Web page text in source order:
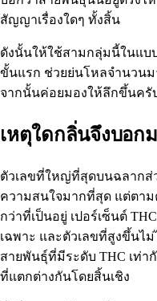
สัญญาเรื่องใดๆ ทั้งสิ้น
ดังนั้นให้ใช้สามกลุ่มนี้ในแบ
ขั้นแรก ช่วยย่นโหลจำนวน
จากนั้นค่อยมองให้ลึกขึ้นครั
เหตุใดกลิ่นจึงบอก
ตัวเลขที่ใหญ่ที่สุดบนฉลากส่
ความสนใจมากที่สุด แต่ตา
กว่าที่เป็นอยู่ เปอร์เซ็นต์
เฉพาะ และตัวเลขที่สูงขึ้นไ
สายพันธุ์ที่มีระดับ THC เท่
ที่แตกต่างกันโดยสิ้นเชิง